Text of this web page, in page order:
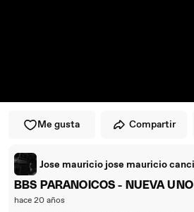
Me gusta Compartir
BBS PARANOICOS - NUEVA UNO
hace 20 años